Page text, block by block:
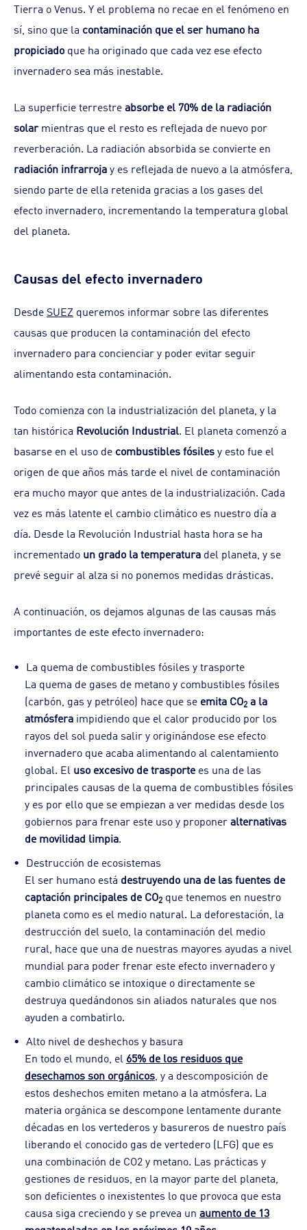
Tierra o Venus. Y el problema no recae en el fenómeno en
sí, sino que la contaminación que el ser humano ha
propiciado que ha originado que cada vez ese efecto
invernadero sea más inestable.
La superficie terrestreabsorbe el 70% de la radiación
solarmientras que el resto es reflejada de nuevo por
reverberación. La radiación absorbida se convierte en
radiación infrarrojay es reflejada de nuevo a la atmósfera,
siendo parte de ella retenida gracias a los gases del
efecto invernadero, incrementando la temperatura global
del planeta.
Causas del efecto invernadero
Desde SUEZ queremos informar sobre las diferentes
causas que producen la contaminación del efecto
invernadero para concienciar y poder evitar seguir
alimentando esta contaminación.
Todo comienza con la industrialización del planeta, y la
tan histórica Revolución Industrial. El planeta comenzó a
basarse en el uso de combustibles fósilesy esto fue el
origen de que años más tarde el nivel de contaminación
era mucho mayor que antes de la industrialización. Cada
vez es más latente el cambio climático es nuestro día a
día. Desde la Revolución Industrial hasta hora se ha
incrementado un grado la temperatura del planeta, y se
prevé seguir al alza si no ponemos medidas drásticas.
A continuación, os dejamos algunas de las causas más
importantes de este efecto invernadero:
La quema de combustibles fósiles y trasporte
La quema de gases de metano y combustibles fósiles
(carbón, gas y petróleo) hace que se emita CO2 a la
atmósfera impidiendo que el calor producido por los
rayos del sol pueda salir y originándose ese efecto
invernadero que acaba alimentando al calentamiento
global. El uso excesivo de trasportees una de las
principales causas de la quema de combustibles fósiles
y es por ello que se empiezan a ver medidas desde los
gobiernos para frenar este uso y proponeralternativas
de movilidad limpia.
Destrucción de ecosistemas
El ser humano está destruyendo una de las fuentes de
captación principales de CO2 que tenemos en nuestro
planeta como es el medio natural. La deforestación, la
destrucción del suelo, la contaminación del medio
rural, hace que una de nuestras mayores ayudas a nivel
mundial para poder frenar este efecto invernadero y
cambio climático se intoxique o directamente se
destruya quedándonos sin aliados naturales que nos
ayuden a combatirlo.
Alto nivel de deshechos y basura
En todo el mundo, el 65% de los residuos que
desechamos son orgánicos , y a descomposición de
estos deshechos emiten metano a la atmósfera. La
materia orgánica se descompone lentamente durante
décadas en los vertederos y basureros de nuestro país
liberando el conocido gas de vertedero (LFG) que es
una combinación de CO2 y metano. Las prácticas y
gestiones de residuos, en la mayor parte del planeta,
son deficientes o inexistentes lo que provoca que esta
causa siga creciendo y se prevea un aumento de 13